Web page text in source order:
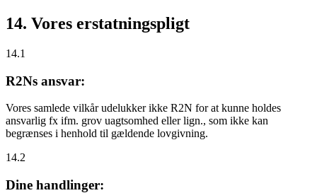
14. Vores erstatningspligt
14.1
R2Ns ansvar:
Vores samlede vilkår udelukker ikke R2N for at kunne holdes
ansvarlig fx ifm. grov uagtsomhed eller lign., som ikke kan
begrænses i henhold til gældende lovgivning.
14.2
Dine handlinger: